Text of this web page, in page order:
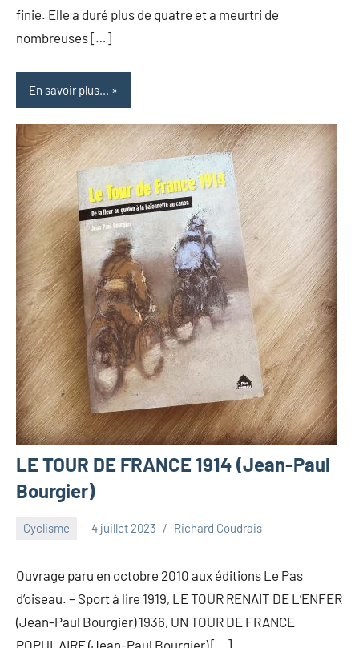
finie. Elle a duré plus de quatre et a meurtri de
nombreuses […]
En savoir plus...
LE TOUR DE FRANCE 1914 (Jean-Paul
Bourgier)
Cyclisme 4 juillet 2023 Richard Coudrais
Ouvrage paru en octobre 2010 aux éditions Le Pas
d’oiseau. – Sport à lire 1919, LE TOUR RENAIT DE L’ENFER
(Jean-Paul Bourgier) 1936, UN TOUR DE FRANCE
POPULAIRE (Jean-Paul Bourgier) […]